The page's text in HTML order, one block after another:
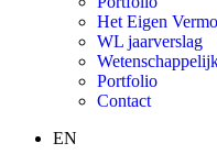
Het Eigen
WL jaarverslag
Portfolio
Contact
EN